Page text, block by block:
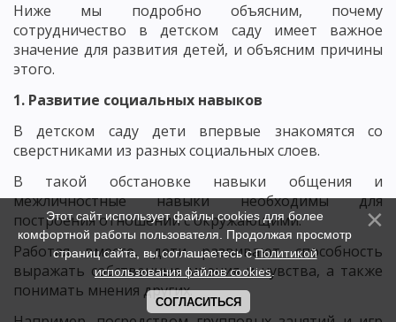
Ниже мы подробно объясним, почему
сотрудничество в детском саду имеет важное
значение для развития детей, и объясним причины
этого.
1. Развитие социальных навыков
В детском саду дети впервые знакомятся со
сверстниками из разных социальных слоев.
В такой обстановке навыки общения и
межличностные навыки необходимы для
построения отношений с окружающими.
Работая вместе, дети развивают способность
выражать собственные мнения и чувства, а также
понимать мнения других.
Этот сайт использует файлы cookies для более
комфортной работы пользователя. Продолжая просмотр
страниц сайта, вы соглашаетесь сПолитикой
использования файлов cookies.
СОГЛАСИТЬСЯ